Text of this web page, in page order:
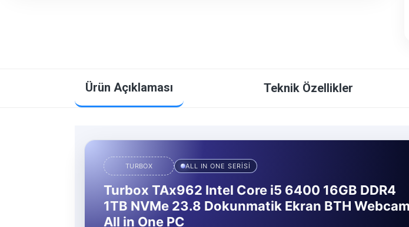
Ürün Açıklaması Teknik Özellikler
TURBOX ALL IN ONE SERİSİ
Turbox TAx962 Intel Core i5 6400 16GB DDR4
1TB NVMe 23.8 Dokunmatik Ekran BTH Webcam
All in One PC